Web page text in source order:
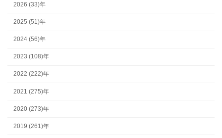
2026 (33)年
2025 (51)年
2024 (56)年
2023 (108)年
2022 (222)年
2021 (275)年
2020 (273)年
2019 (261)年